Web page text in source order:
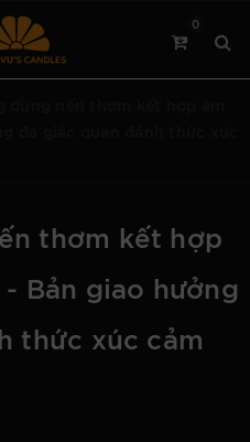
0
thơm kết hợp
Bản giao hưởng
thức xúc cảm